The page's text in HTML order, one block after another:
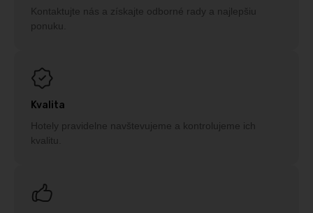
Kontaktujte nás a získajte odborné rady a najlepšiu
ponuku.
Kvalita
Hotely pravidelne navštevujeme a kontrolujeme ich
kvalitu.